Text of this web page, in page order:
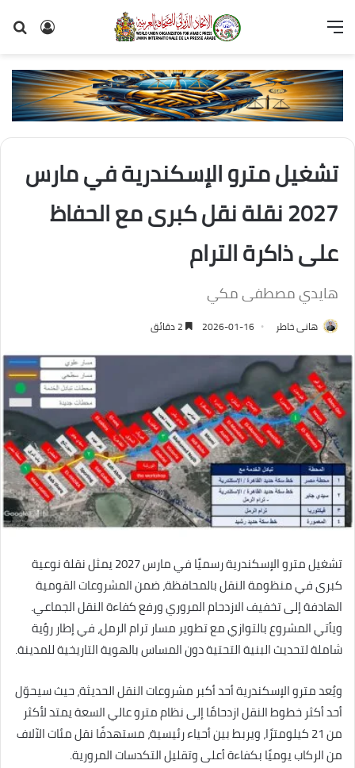
تسجيل
القائمة
تشغيل مترو الإسكندرية في مارس
2027 نقلة نقل كبرى مع الحفاظ
على ذاكرة الترام
هايدي مصطفى مكي
هانى خاطر 2026-01-16
تشغيل مترو الإسكندرية رسميًا في مارس 2027 يمثل نقلة نوعية
كبرى في منظومة النقل بالمحافظة، ضمن المشروعات القومية
الهادفة إلى تخفيف الازدحام المروري ورفع كفاءة النقل الجماعي.
ويأتي المشروع بالتوازي مع تطوير مسار ترام الرمل، في إطار رؤية
شاملة لتحديث البنية التحتية دون المساس بالهوية التاريخية للمدينة.
ويُعد مترو الإسكندرية أحد أكبر مشروعات النقل الحديثة، حيث سيحوّل
أحد أكثر خطوط النقل ازدحامًا إلى نظام مترو عالي السعة يمتد لأكثر
من 21 كيلومترًا، ويربط بين أحياء رئيسية، مستهدفًا نقل مئات الآلاف
من الركاب يوميًا بكفاءة أعلى وتقليل التكدسات المرورية.